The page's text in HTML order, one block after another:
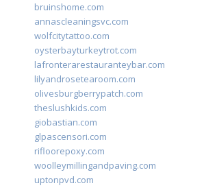
bruinshome.com
annascleaningsvc.com
wolfcitytattoo.com
oysterbayturkeytrot.com
lafronterarestauranteybar.com
lilyandrosetearoom.com
olivesburgberrypatch.com
theslushkids.com
giobastian.com
glpascensori.com
rifloorepoxy.com
woolleymillingandpaving.com
uptonpvd.com